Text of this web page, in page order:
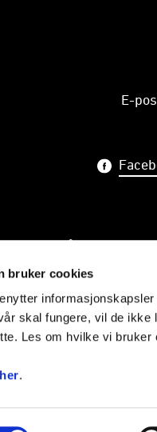
bruker cookies
skal fungere, vil de ikke
Les om hvilke vi bruker
her.
E-
Abonner på nyhetsbrev